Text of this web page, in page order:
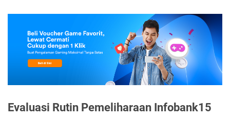
Evaluasi Rutin Pemeliharaan Infobank15